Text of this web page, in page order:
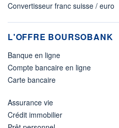
Convertisseur franc suisse / euro
L'OFFRE BOURSOBANK
Banque en ligne
Compte bancaire en ligne
Carte bancaire
Assurance vie
Crédit immobilier